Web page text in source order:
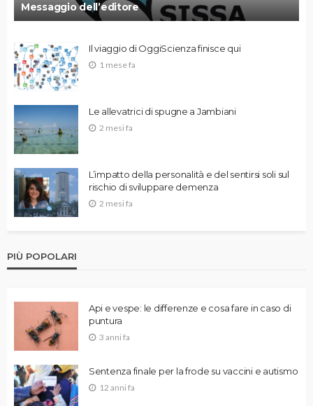
Messaggio dell’editore
Il viaggio di OggiScienza finisce qui
1 mese fa
Le allevatrici di spugne a Jambiani
2 mesi fa
L’impatto della personalità e del sentirsi soli sul
rischio di sviluppare demenza
2 mesi fa
PIÙ POPOLARI
Api e vespe: le differenze e cosa fare in caso di
puntura
3 anni fa
Sentenza finale per la frode su vaccini e autismo
12 anni fa